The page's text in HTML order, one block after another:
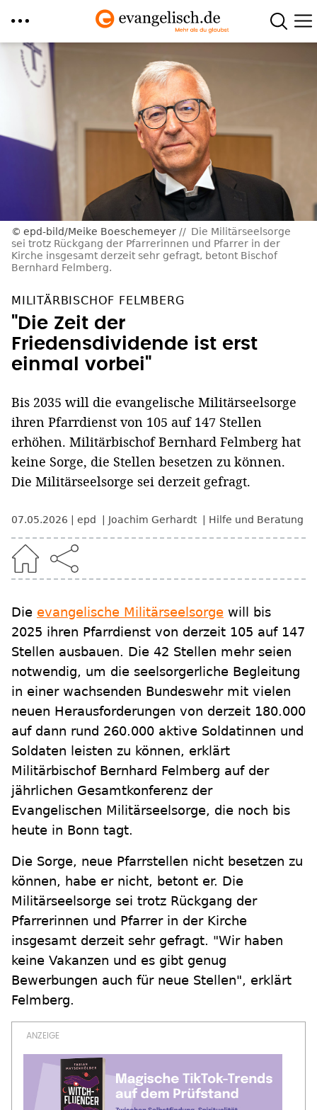
Direkt
zum
epd-bild/Meike Boeschemeyer
Die Militärseelsorge
sei trotz Rückgang der Pfarrerinnen und Pfarrer in der
Kirche insgesamt derzeit sehr gefragt, betont Bischof
Bernhard Felmberg.
MILITÄRBISCHOF FELMBERG
"Die Zeit der
Friedensdividende ist erst
einmal vorbei"
Bis 2035 will die evangelische Militärseelsorge
ihren Pfarrdienst von 105 auf 147 Stellen
erhöhen. Militärbischof Bernhard Felmberg hat
keine Sorge, die Stellen besetzen zu können.
Die Militärseelsorge sei derzeit gefragt.
07.05.2026 epd Joachim Gerhardt Hilfe und Beratung
Die evangelische Militärseelsorge will bis
2025 ihren Pfarrdienst von derzeit 105 auf 147
Stellen ausbauen. Die 42 Stellen mehr seien
notwendig, um die seelsorgerliche Begleitung
in einer wachsenden Bundeswehr mit vielen
neuen Herausforderungen von derzeit 180.000
auf dann rund 260.000 aktive Soldatinnen und
Soldaten leisten zu können, erklärt
Militärbischof Bernhard Felmberg auf der
jährlichen Gesamtkonferenz der
Evangelischen Militärseelsorge, die noch bis
heute in Bonn tagt.
Die Sorge, neue Pfarrstellen nicht besetzen zu
können, habe er nicht, betont er. Die
Militärseelsorge sei trotz Rückgang der
Pfarrerinnen und Pfarrer in der Kirche
insgesamt derzeit sehr gefragt. "Wir haben
keine Vakanzen und es gibt genug
Bewerbungen auch für neue Stellen", erklärt
Felmberg.